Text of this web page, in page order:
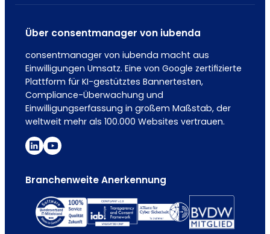
Über consentmanager von iubenda
consentmanager von iubenda macht aus
Einwilligungen Umsatz. Eine von Google zertifizierte
Plattform für KI-gestütztes Bannertesten,
Compliance-Überwachung und
Einwilligungserfassung in großem Maßstab, der
weltweit mehr als 100.000 Websites vertrauen.
Branchenweite Anerkennung